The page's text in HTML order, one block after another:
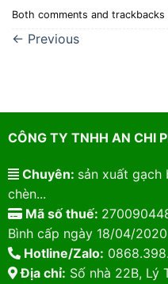
Both comments and
← Previous
CÔNG TY TNHH AN CHI
Chuyên: sản xuất
chèn...
Mã số thuế:
Bình cấp ngày 18/04/2020
Hotline/Zalo:
Địa chỉ: Số nhà 22B, Lý